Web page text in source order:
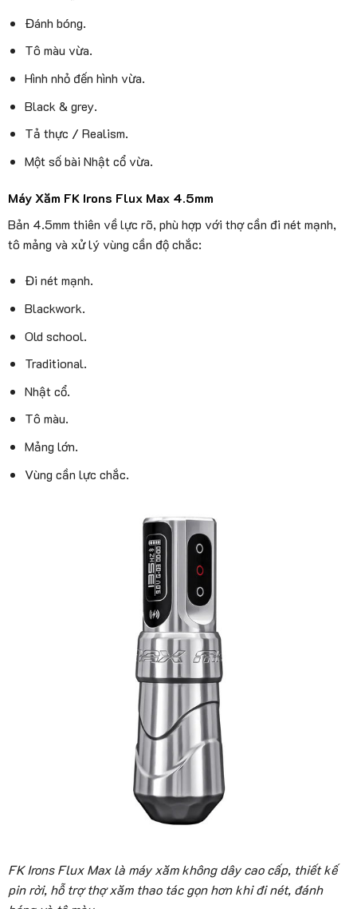
Đánh bóng.
Tô màu vừa.
Hình nhỏ đến hình vừa.
Black & grey.
Tả thực / Realism.
Một số bài Nhật cổ vừa.
Máy Xăm FK Irons Flux Max 4.5mm
Bản 4.5mm thiên về lực rõ, phù hợp với thợ cần đi nét mạnh,
tô mảng và xử lý vùng cần độ chắc:
Đi nét mạnh.
Blackwork.
Old school.
Traditional.
Nhật cổ.
Tô màu.
Mảng lớn.
Vùng cần lực chắc.
FK Irons Flux Max là máy xăm không dây cao cấp, thiết kế
pin rời, hỗ trợ thợ xăm thao tác gọn hơn khi đi nét, đánh